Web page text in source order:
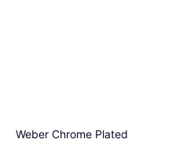
Weber Chrome Plated